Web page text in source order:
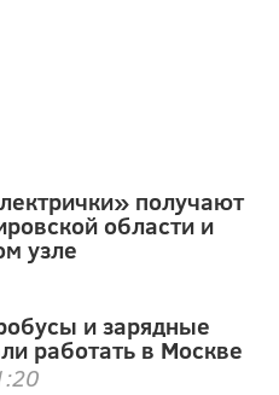
получают
области и
узле
и зарядные
работать в Москве